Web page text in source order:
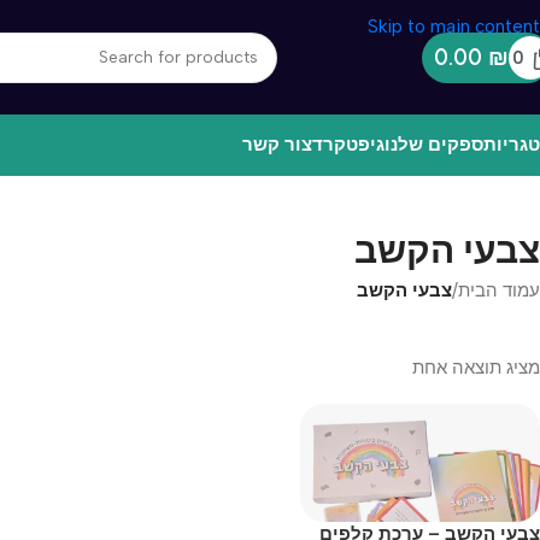
Skip to main content
0
0.00 ₪
ספקים שלנוגיפטקרדצור קשר
צבעי הקשב
עמוד הבית/צבעי הקשב
מציג תוצאה אחת
צבעי הקשב – ערכת קלפים